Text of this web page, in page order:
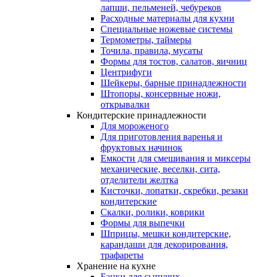
лапши, пельменей, чебуреков
Расходные материалы для кухни
Специальные ножевые системы
Термометры, таймеры
Точила, правила, мусаты
Формы для тостов, салатов, яичниц
Центрифуги
Шейкеры, барные принадлежности
Штопоры, консервные ножи,
открывалки
Кондитерские принадлежности
Для мороженого
Для приготовления варенья и
фруктовых начинок
Емкости для смешивания и миксеры
механические, веселки, сита,
отделители желтка
Кисточки, лопатки, скребки, резаки
кондитерские
Скалки, ролики, коврики
Формы для выпечки
Шприцы, мешки кондитерские,
карандаши для декорирования,
трафареты
Хранение на кухне